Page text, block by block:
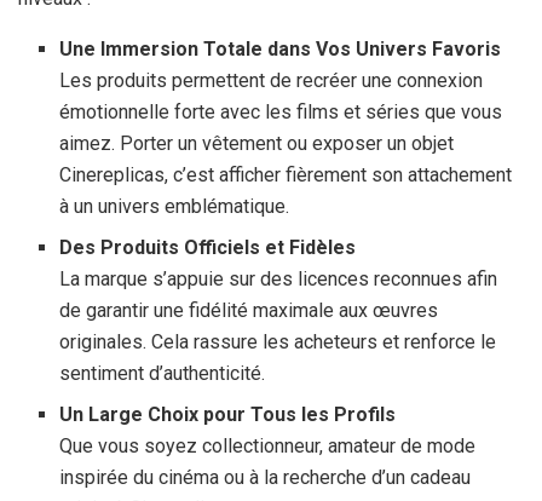
Une Immersion Totale dans Vos Univers Favoris
Les produits permettent de recréer une connexion
émotionnelle forte avec les films et séries que vous
aimez. Porter un vêtement ou exposer un objet
Cinereplicas, c’est afficher fièrement son attachement
à un univers emblématique.
Des Produits Officiels et Fidèles
La marque s’appuie sur des licences reconnues afin
de garantir une fidélité maximale aux œuvres
originales. Cela rassure les acheteurs et renforce le
sentiment d’authenticité.
Un Large Choix pour Tous les Profils
Que vous soyez collectionneur, amateur de mode
inspirée du cinéma ou à la recherche d’un cadeau